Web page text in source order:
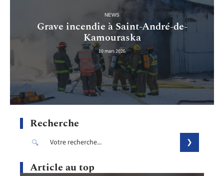
NEWS
Grave incendie à Saint-André-de-
Kamouraska
10 mars 2026
Recherche
Article au top